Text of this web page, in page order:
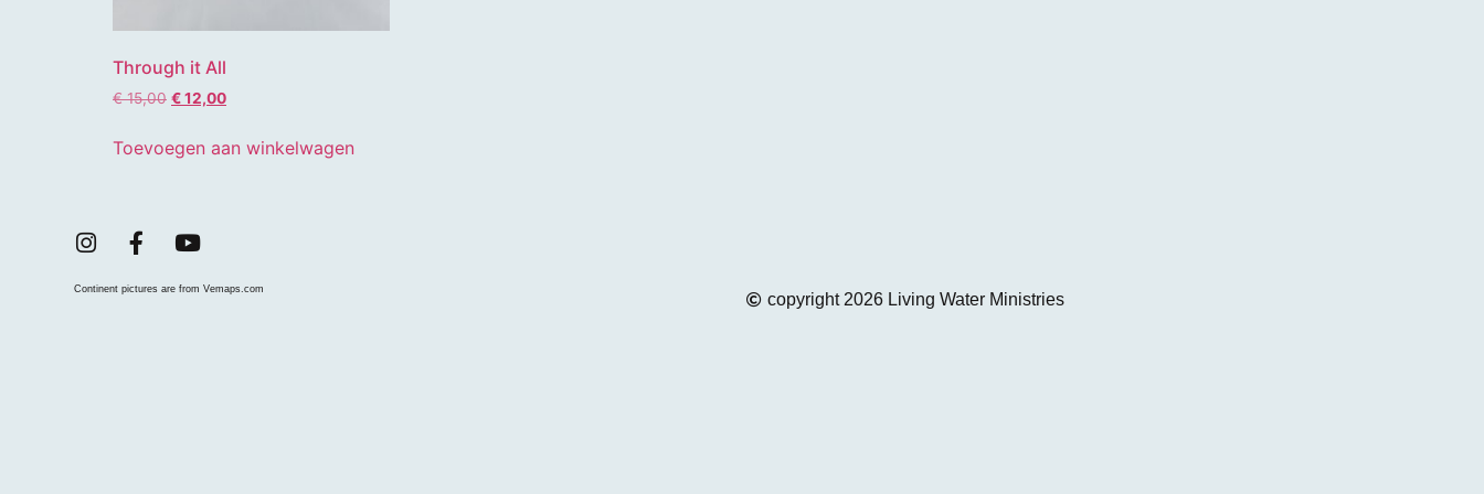
Through it All
€15,00 €12,00
Toevoegen aan winkelwagen
Continent pictures are from Vemaps.com
copyright 2026 Living Water Ministries